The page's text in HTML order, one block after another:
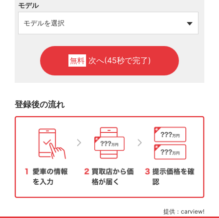
モデル
無料 次へ(45秒で完了)
登録後の流れ
提供：carview!